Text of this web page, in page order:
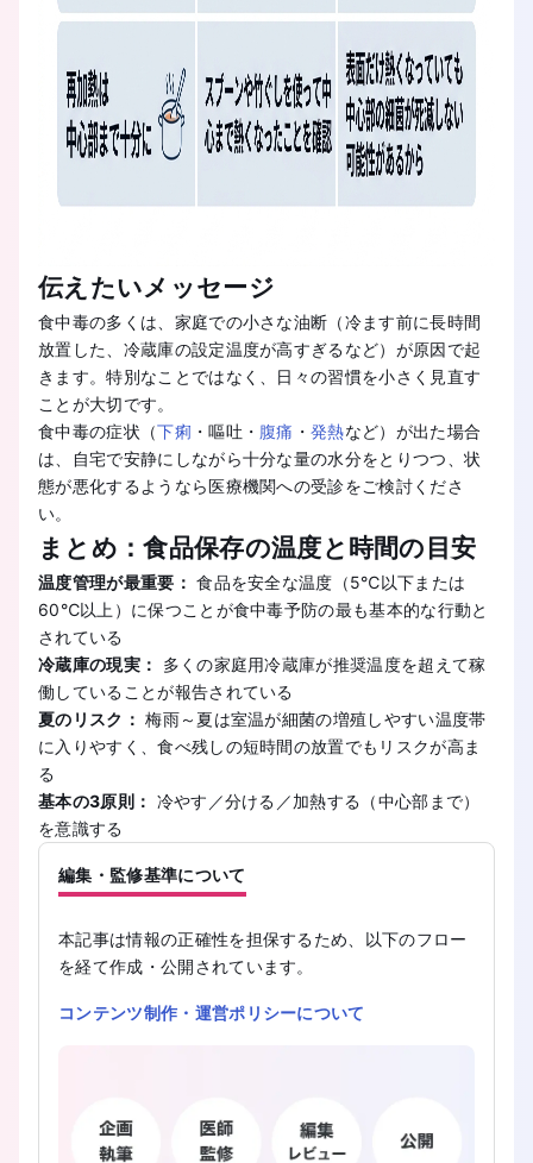
伝えたいメッセージ
食中毒の多くは、家庭での小さな油断（冷ます前に長時間
放置した、冷蔵庫の設定温度が高すぎるなど）が原因で起
きます。特別なことではなく、日々の習慣を小さく見直す
ことが大切です。
食中毒の症状（下痢 ・嘔吐・ 腹痛 ・発熱など）が出た場合
は、自宅で安静にしながら十分な量の水分をとりつつ、状
態が悪化するようなら医療機関への受診をご検討くださ
い。
まとめ：食品保存の温度と時間の目安
温度管理が最重要： 食品を安全な温度（5℃以下または
60℃以上）に保つことが食中毒予防の最も基本的な行動と
されている
冷蔵庫の現実：
多くの家庭用冷蔵庫が推奨温度を超えて稼
働していることが報告されている
夏のリスク： 梅雨～夏は室温が細菌の増殖しやすい温度帯
に入りやすく、食べ残しの短時間の放置でもリスクが高ま
る
基本の3原則： 冷やす／分ける／加熱する（中心部まで）
を意識する
編集・監修基準について
本記事は情報の正確性を担保するため、以下のフロー
を経て作成・公開されています。
コンテンツ制作・運営ポリシーについて